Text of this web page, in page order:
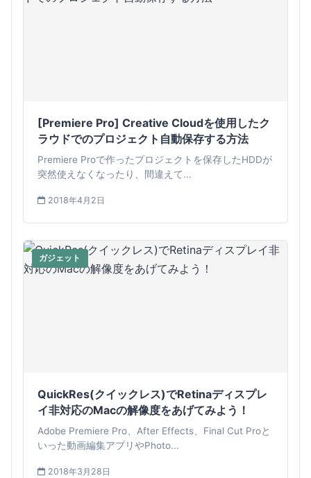
[Premiere Pro] Creative Cloudを使用したク
ラウドでのプロジェクト自動保存する方法
Premiere Proで作ったプロジェクトを保存したHDDが
突然使えなくなったり、間違えて...
2018年4月2日
ガジェット
QuickRes(クイックレス)でRetinaディスプレ
イ非対応のMacの解像度をあげてみよう！
Adobe Premiere Pro、After Effects、Final Cut Proと
いった動画編集アプリやPhoto...
2018年3月28日